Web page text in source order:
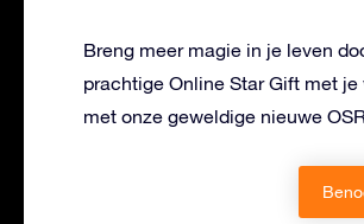
Breng meer magie in je leven
prachtige Online Star Gift met
met onze geweldige nieuwe